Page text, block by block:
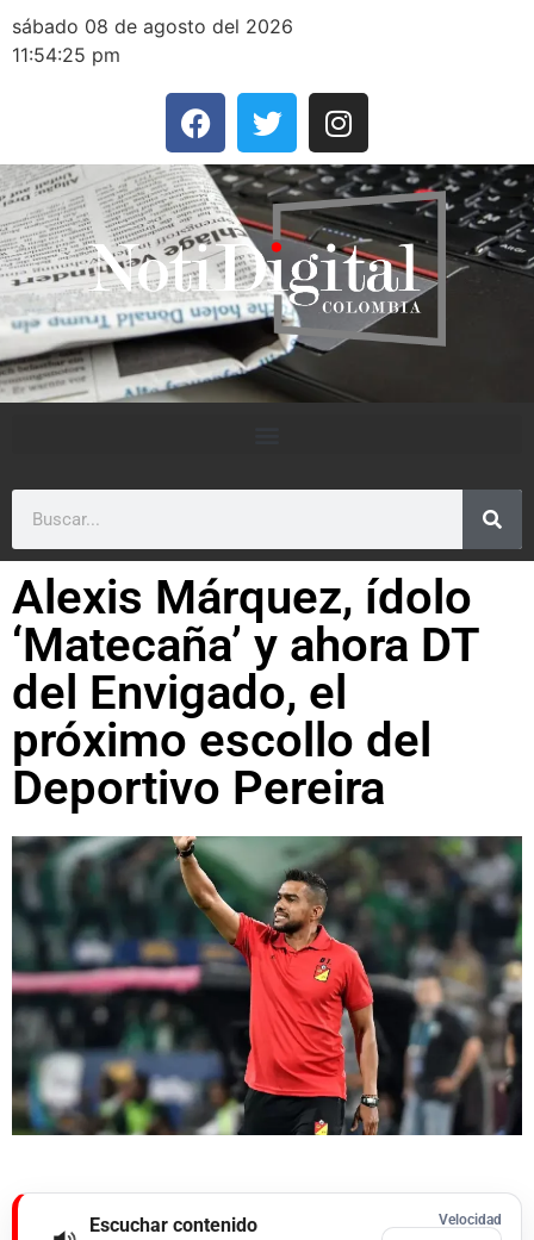
sábado 08 de agosto del 2026
11:54:25 pm
Alexis Márquez, ídolo
‘Matecaña’ y ahora DT
del Envigado, el
próximo escollo del
Deportivo Pereira
Escuchar contenido Velocidad